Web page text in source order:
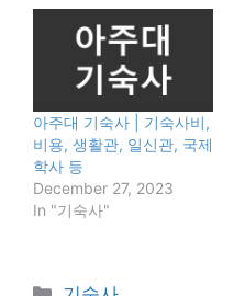
아주대 기숙사 | 기숙사비,
비용, 생활관, 일신관, 국제
학사 등
December 27, 2023
In "기숙사"
Categories